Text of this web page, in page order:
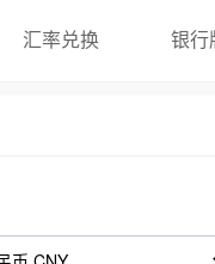
汇率兑换 银行